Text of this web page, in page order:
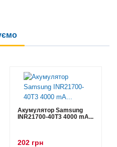
Акумулятор Samsung
INR21700-40T3 4000 mA...
202 грн